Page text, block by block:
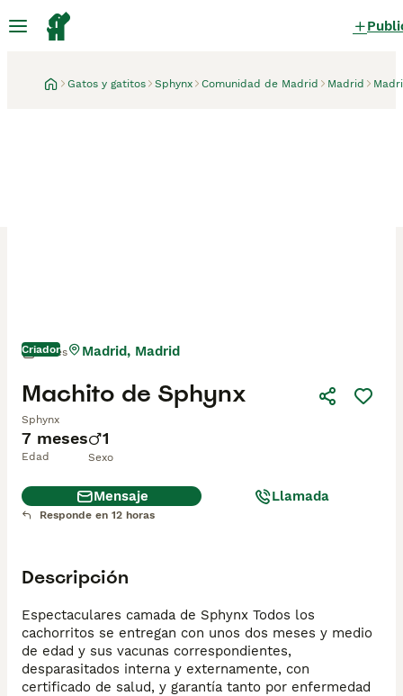
Gatos y gatitos Sphynx Comunidad de Madrid Madrid
Criador
7 meses
Edad
1
Sexo
Machito de Sphynx
Sphynx
1 mes Madrid, Madrid
Mensaje Llamada
Responde en 12 horas
Descripción
Espectaculares camada de Sphynx Todos los
cachorritos se entregan con unos dos meses y medio
de edad y sus vacunas correspondientes,
desparasitados interna y externamente, con
certificado de salud, y garantía tanto por enfermedad